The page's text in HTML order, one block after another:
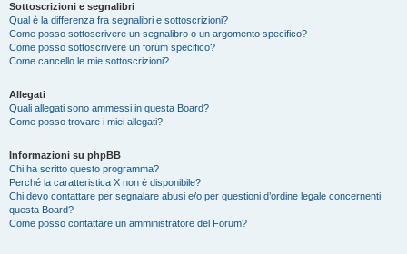
Sottoscrizioni e segnalibri
Qual è la differenza fra segnalibri e sottoscrizioni?
Come posso sottoscrivere un segnalibro o un argomento specifico?
Come posso sottoscrivere un forum specifico?
Come cancello le mie sottoscrizioni?
Allegati
Quali allegati sono ammessi in questa Board?
Come posso trovare i miei allegati?
Informazioni su phpBB
Chi ha scritto questo programma?
Perché la caratteristica X non è disponibile?
Chi devo contattare per segnalare abusi e/o per questioni d’ordine legale concernenti
questa Board?
Come posso contattare un amministratore del Forum?